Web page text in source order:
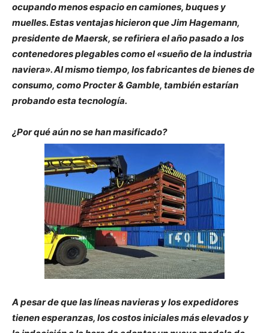
ocupando menos espacio en camiones, buques y
muelles. Estas ventajas hicieron que Jim Hagemann,
presidente de Maersk, se refiriera el año pasado a los
contenedores plegables como el «sueño de la industria
naviera». Al mismo tiempo, los fabricantes de bienes de
consumo, como Procter & Gamble, también estarían
probando esta tecnología.
¿Por qué aún no se han masificado?
A pesar de que las líneas navieras y los expedidores
tienen esperanzas, los costos iniciales más elevados y